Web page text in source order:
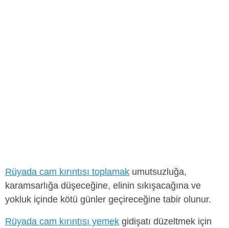
Rüyada cam kırıntısı toplamak umutsuzluğa,
karamsarlığa düşeceğine, elinin sıkışacağına ve
yokluk içinde kötü günler geçireceğine tabir olunur.
Rüyada cam kırıntısı yemek gidişatı düzeltmek için